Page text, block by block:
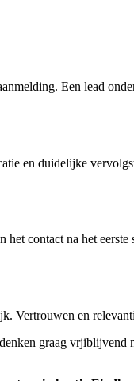
Een lead
en duidelijke
contact na het
Vertrouwen en
graag